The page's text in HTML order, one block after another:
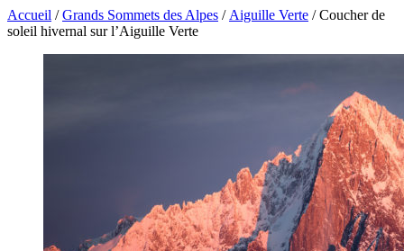
Accueil /Grands Sommets des Alpes / Aiguille Verte / Coucher de
soleil hivernal sur l’Aiguille Verte